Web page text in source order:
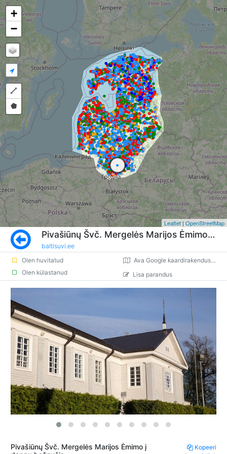
+
−
Draw a polyline
Draw a polygon
Leaflet | OpenStreetMap
Pivašiūnų Švč. Mergelės Marijos Ėmimo į dangų bažnyčia
baltisuvi.ee
Olen huvitatud
Olen külastanud
Ava Google kaardirakenduses
Lisa parandus
Pivašiūnų Švč. Mergelės Marijos Ėmimo į
Kopeeri